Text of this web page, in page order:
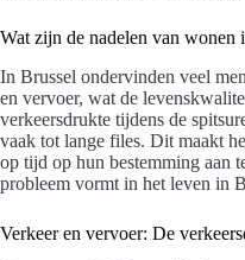
Wat zijn de nadelen van wonen
In Brussel ondervinden veel
en vervoer, wat de
verkeersdrukte tijdens de
vaak tot lange files. Dit maakt
op tijd op hun bestemming aan
probleem vormt in het leven in
Verkeer en vervoer: De